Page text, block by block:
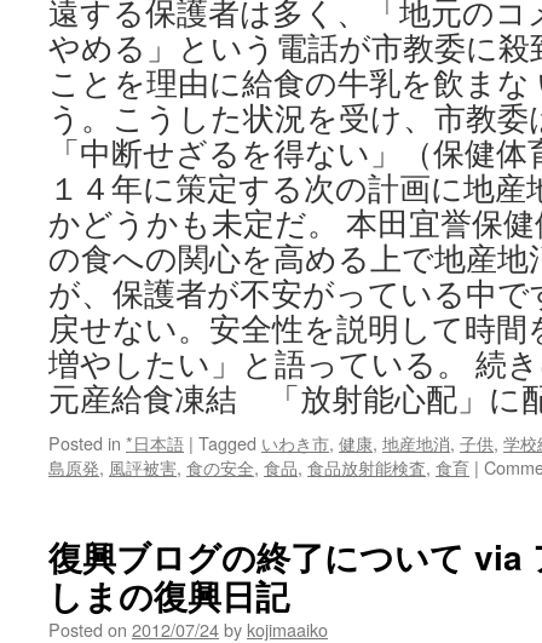
遠する保護者は多く、「地元の
やめる」という電話が市教委に
ことを理由に給食の牛乳を飲ま
う。こうした状況を受け、市教
「中断せざるを得ない」（保健
１４年に策定する次の計画に地
かどうかも未定だ。 本田宜誉保
の食への関心を高める上で地産地
が、保護者が不安がっている中
戻せない。安全性を説明して時
増やしたい」と語っている。
元産給食凍結 「放射能心配」に
Posted in *日本語 | Tagged いわき市, 健康, 地産地消, 子供, 学校
島原発, 風評被害, 食の安全, 食品, 食品放射能検査, 食育 |
復興ブログの終了について via
しまの復興日記
Posted on 2012/07/24by kojimaaiko